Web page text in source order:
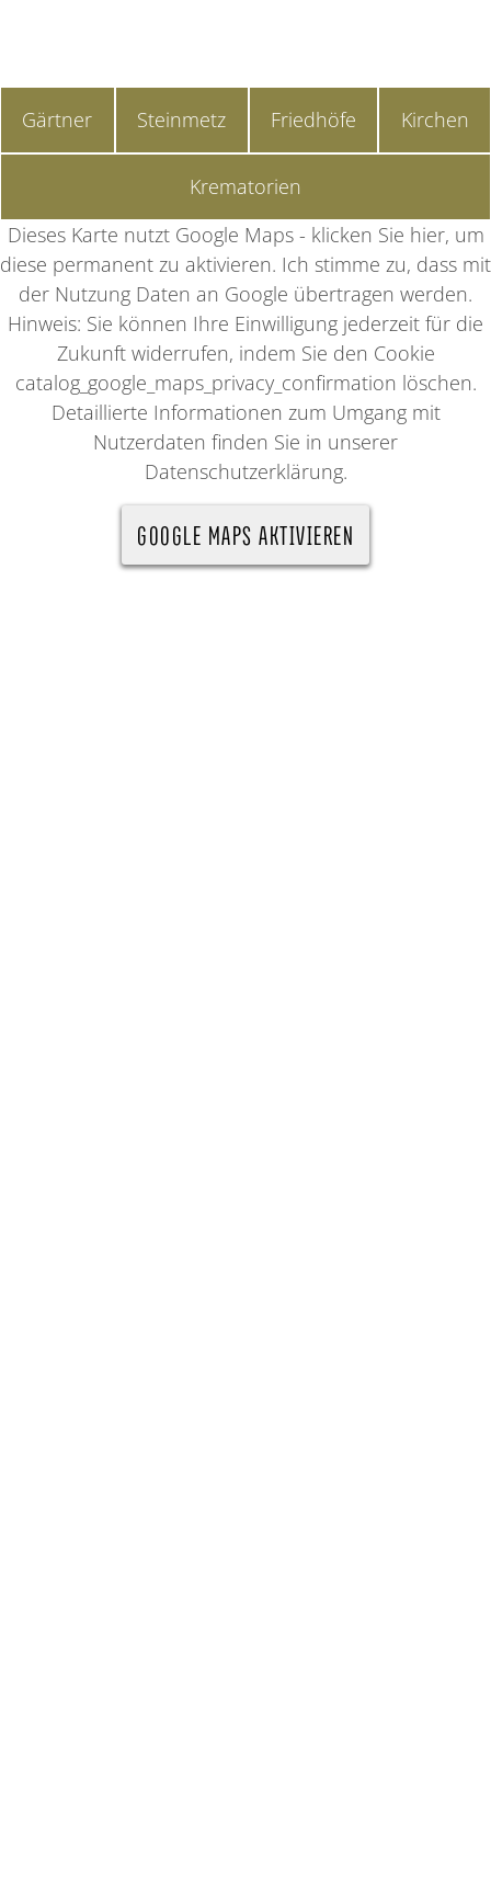
Gärtner Steinmetz Friedhöfe Kirchen
Krematorien
Dieses Karte nutzt Google Maps - klicken Sie hier, um
diese permanent zu aktivieren. Ich stimme zu, dass mit
der Nutzung Daten an Google übertragen werden.
Hinweis: Sie können Ihre Einwilligung jederzeit für die
Zukunft widerrufen, indem Sie den Cookie
catalog_google_maps_privacy_confirmation löschen.
Detaillierte Informationen zum Umgang mit
Nutzerdaten finden Sie in unserer
Datenschutzerklärung.
GOOGLE MAPS AKTIVIEREN